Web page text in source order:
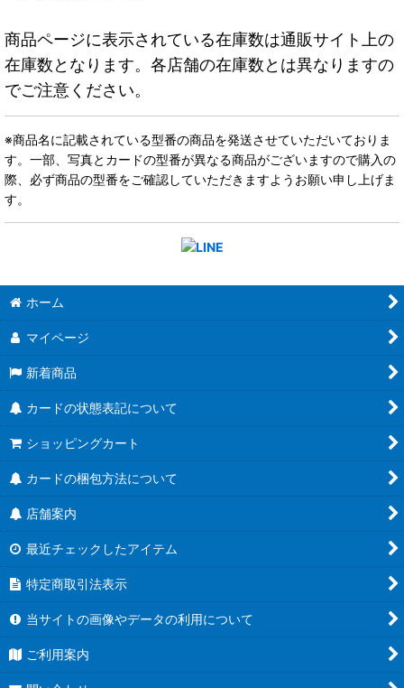
商品ページに表示されている在庫数は通販サイト上の
在庫数となります。各店舗の在庫数とは異なりますの
でご注意ください。
※商品名に記載されている型番の商品を発送させていただいておりま
す。一部、写真とカードの型番が異なる商品がございますので購入の
際、必ず商品の型番をご確認していただきますようお願い申し上げま
す。
ホーム
マイページ
新着商品
カードの状態表記について
ショッピングカート
カードの梱包方法について
店舗案内
最近チェックしたアイテム
特定商取引法表示
当サイトの画像やデータの利用について
ご利用案内